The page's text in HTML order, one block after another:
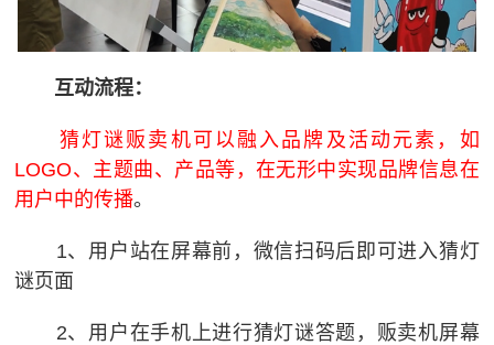
互动流程：
猜灯谜贩卖机可以融入品牌及活动元素，如
LOGO、主题曲、产品等，在无形中实现品牌信息在
用户中的传播。
1、用户站在屏幕前，微信扫码后即可进入猜灯
谜页面
2、用户在手机上进行猜灯谜答题，贩卖机屏幕